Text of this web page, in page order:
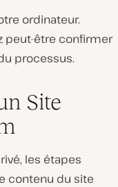
ordinateur.
peut-être confirmer
processus.
Site
les étapes
contenu du site